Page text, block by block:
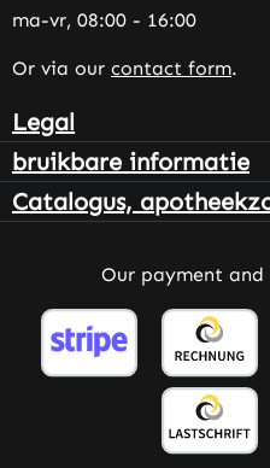
ma-vr, 08:00 - 16:00
Or via our contact form.
Legal
bruikbare informatie
Catalogus,
Our payment